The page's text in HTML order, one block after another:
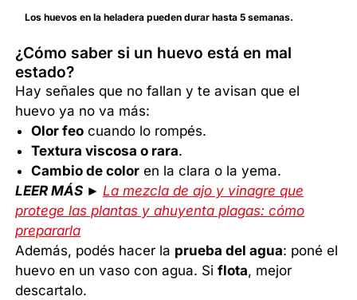
Los huevos en la heladera pueden durar hasta 5 semanas.
¿Cómo saber si un huevo está en mal
estado?
Hay señales que no fallan y te avisan que el
huevo ya no va más:
Olor feo cuando lo rompés.
Textura viscosa o rara.
Cambio de color en la clara o la yema.
LEER MÁS ►La mezcla de ajo y vinagre que
protege las plantas y ahuyenta plagas: cómo
prepararla
Además, podés hacer la prueba del agua: poné el
huevo en un vaso con agua. Siflota, mejor
descartalo.